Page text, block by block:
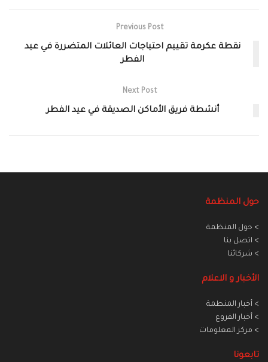
Previous Post
نقطة عكرمة تقييم احتياجات العائلات المتضررة في عيد
الفطر
Next Post
أنشطة فريق الأماكن الصديقة في عيد الفطر
حول المنظمة
> حول المنظمة
> اتصل بنا
> شركائنا
الأخبار و الاعلام
> أخبار المنطمة
> أخبار الفروع
> مركز المعلومات
تابعونا